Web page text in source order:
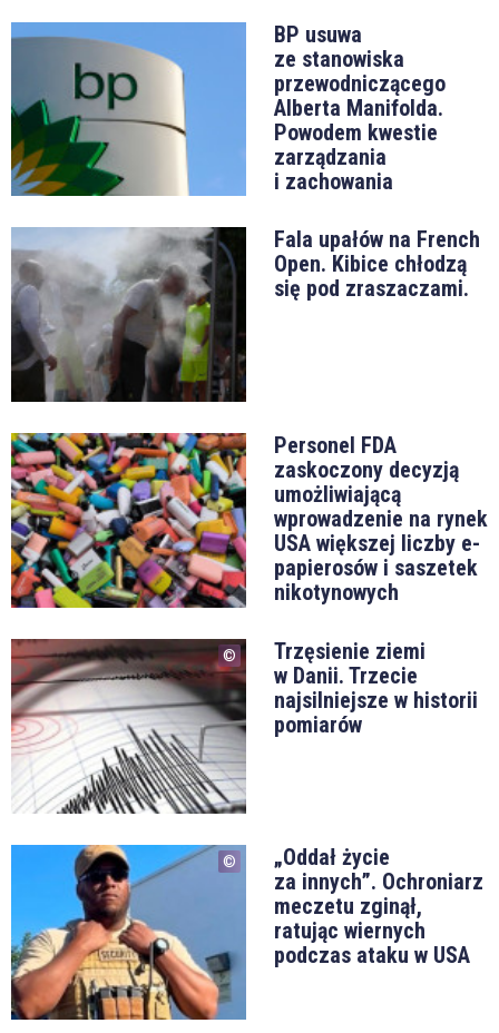
BP usuwa
ze stanowiska
przewodniczącego
Alberta Manifolda.
Powodem kwestie
zarządzania
i zachowania
Fala upałów na French
Open. Kibice chłodzą
się pod zraszaczami.
Personel FDA
zaskoczony decyzją
umożliwiającą
wprowadzenie na rynek
USA większej liczby e-
papierosów i saszetek
nikotynowych
Trzęsienie ziemi
w Danii. Trzecie
najsilniejsze w historii
pomiarów
„Oddał życie
za innych”. Ochroniarz
meczetu zginął,
ratując wiernych
podczas ataku w USA